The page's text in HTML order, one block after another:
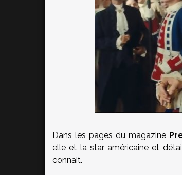
Dans les pages du magazine
elle et la star américaine et
connait.